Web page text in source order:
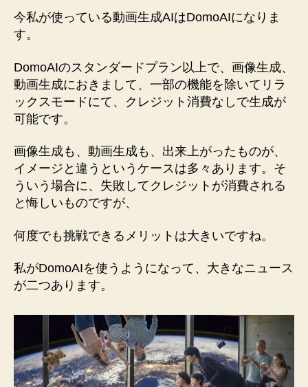
今私が使っている動画生成AIはDomoAIになりま
す。
DomoAIのスタンダードプラン以上で、画像生成、
動画生成におきまして、一部の機能を除いてリラ
ックスモードにて、クレジット消費なしで生成が
可能です。
画像生成も、動画生成も、出来上がったものが、
イメージと違うというケースは多々あります。そ
ういう場合に、失敗してクレジットが消費される
と悔しいものですが、
何度でも挑戦できるメリットは大きいですね。
私がDomoAIを使うようになって、大きなニュース
が二つあります。